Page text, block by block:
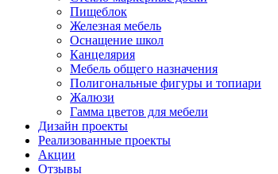
Пищеблок
Железная мебель
Оснащение школ
Канцелярия
Мебель общего назначения
Полигональные фигуры и топиари
Жалюзи
Гамма цветов для мебели
Дизайн проекты
Реализованные проекты
Акции
Отзывы